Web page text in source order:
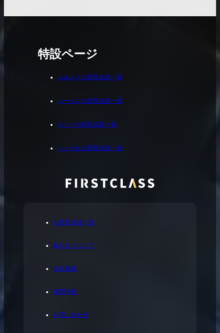
お買取実績一覧
私たちについて
会社概要
採用情報
お問い合わせ
特設ページ
エルメスの買取実績一覧
バーキンの買取実績一覧
ケリーの買取実績一覧
シャネルの買取実績一覧